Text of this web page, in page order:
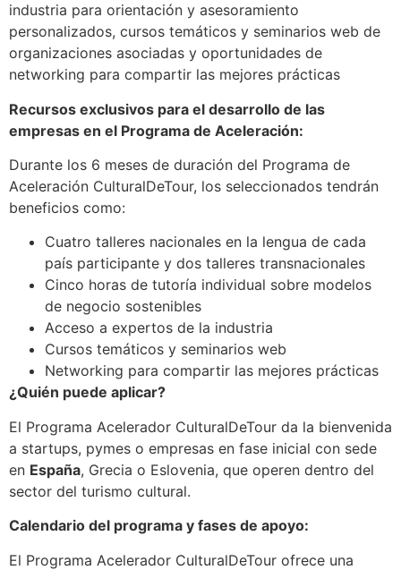
industria para orientación y asesoramiento
personalizados, cursos temáticos y seminarios web de
organizaciones asociadas y oportunidades de
networking para compartir las mejores prácticas
Recursos exclusivos para el desarrollo de las
empresas en el Programa de Aceleración:
Durante los 6 meses de duración del Programa de
Aceleración CulturalDeTour, los seleccionados tendrán
beneficios como:
Cuatro talleres nacionales en la lengua de cada
país participante y dos talleres transnacionales
Cinco horas de tutoría individual sobre modelos
de negocio sostenibles
Acceso a expertos de la industria
Cursos temáticos y seminarios web
Networking para compartir las mejores prácticas
¿Quién puede aplicar?
El Programa Acelerador CulturalDeTour da la bienvenida
a startups, pymes o empresas en fase inicial con sede
en España, Grecia o Eslovenia, que operen dentro del
sector del turismo cultural.
Calendario del programa y fases de apoyo:
El Programa Acelerador CulturalDeTour ofrece una